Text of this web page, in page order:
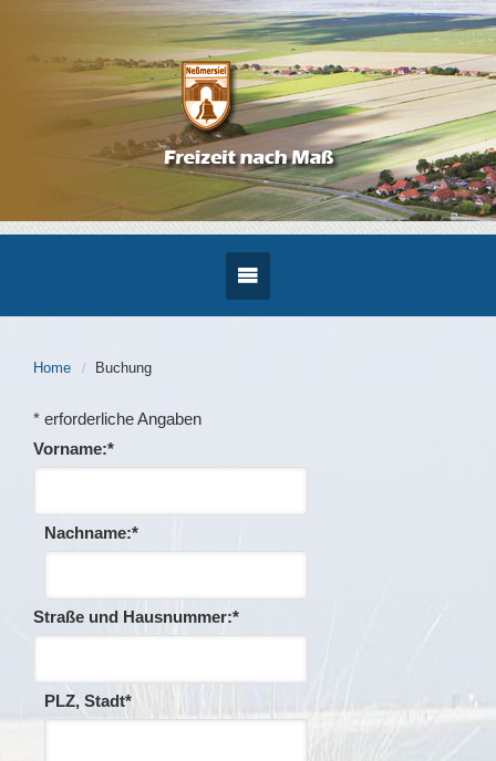
Home Buchung
* erforderliche Angaben
Vorname:*
Nachname:*
Straße und Hausnummer:*
PLZ, Stadt*